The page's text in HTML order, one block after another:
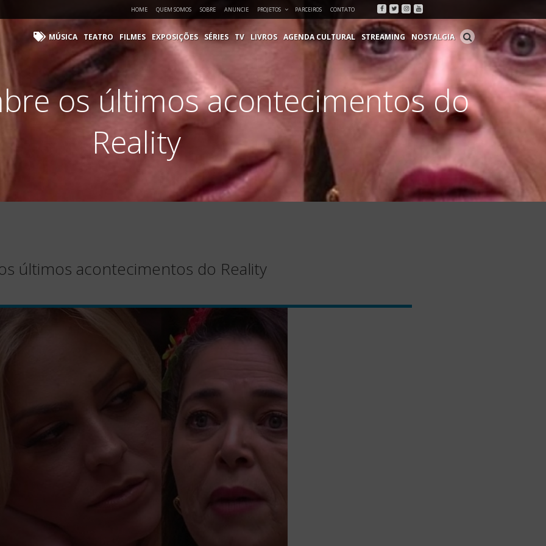
HOME QUEM SOMOS SOBRE ANUNCIE PROJETOS PARCEIROS CONTATO Facebook
Twitter
Instagram
Youtube
MÚSICA TEATRO FILMES EXPOSIÇÕES SÉRIES TV LIVROS AGENDA CULTURAL STREAMING NOSTALGIA
os últimos acontecimentos do
Reality
últimos acontecimentos do Reality